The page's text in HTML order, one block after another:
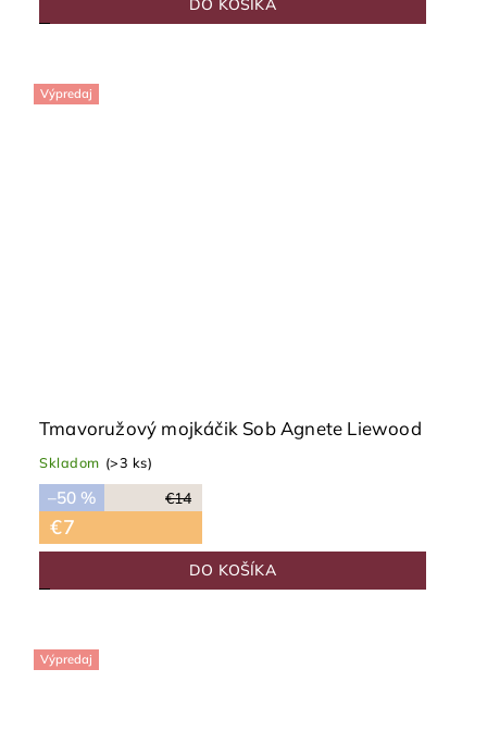
Výpredaj
Tmavoružový mojkáčik Sob Agnete Liewood
Skladom (>3 ks)
€14
–50 %
€7
DO KOŠÍKA
Výpredaj